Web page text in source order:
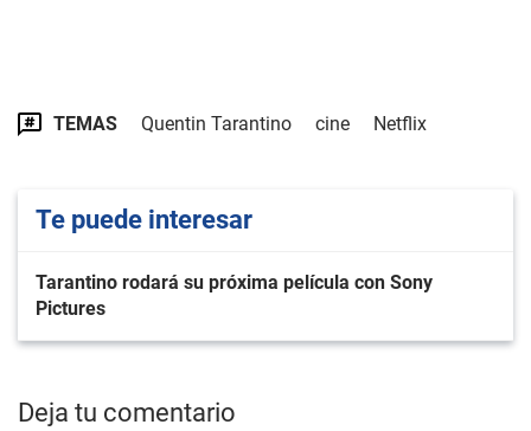
TEMAS Quentin Tarantino cine Netflix
Te puede interesar
Tarantino rodará su próxima película con Sony
Pictures
Deja tu comentario